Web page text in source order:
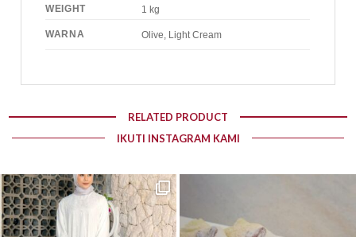
WEIGHT 1 kg
WARNA Olive, Light Cream
RELATED PRODUCT
IKUTI INSTAGRAM KAMI